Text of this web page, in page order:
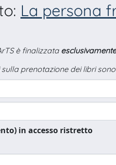
La persona
è finalizzata
prenotazione dei libri
in accesso ristretto